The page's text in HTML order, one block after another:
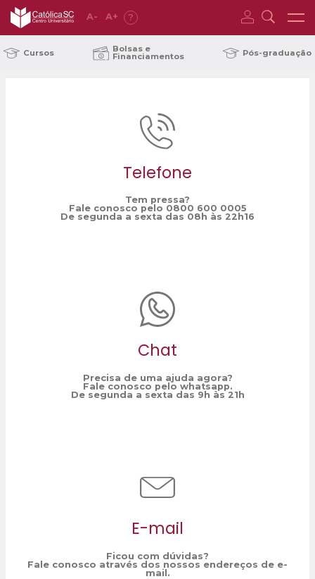
A- A+ ?
Cursos Bolsas e
Financiamentos Pós-graduação
Telefone
Tem pressa?
Fale conosco pelo 0800 600 0005
De segunda a sexta das 08h às 22h16
Chat
Precisa de uma ajuda agora?
Fale conosco pelo whatsapp.
De segunda a sexta das 9h às 21h
E-mail
Ficou com dúvidas?
Fale conosco através dos nossos endereços de e-
mail.